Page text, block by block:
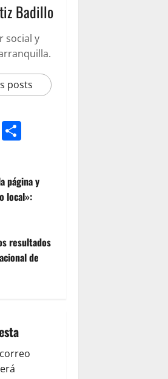
Badillo
social y
posts
X
página y
local»:
resultados
de